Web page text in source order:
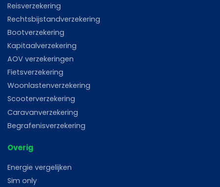
Reisverzekering
Rechtsbijstandverzekering
Bootverzekering
Kapitaalverzekering
AOV verzekeringen
Fietsverzekering
Woonlastenverzekering
Scooterverzekering
Caravanverzekering
Begrafenisverzekering
Overig
Energie vergelijken
Sim only